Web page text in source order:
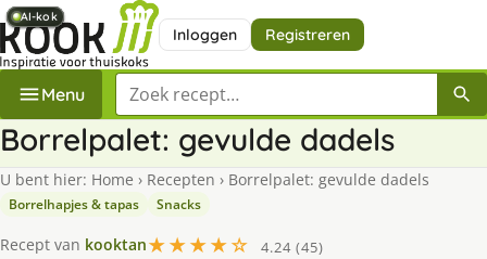
Inloggen Registreren
Menu Zoek een recept
Borrelpalet: gevulde dadels
U bent hier: Home › Recepten › Borrelpalet: gevulde dadels
Borrelhapjes & tapas Snacks
Recept van kooktan★★★★☆
4.24 (45)
AI-kok
AI-kok
AI-kok
AI-kok
AI-kok
AI-kok